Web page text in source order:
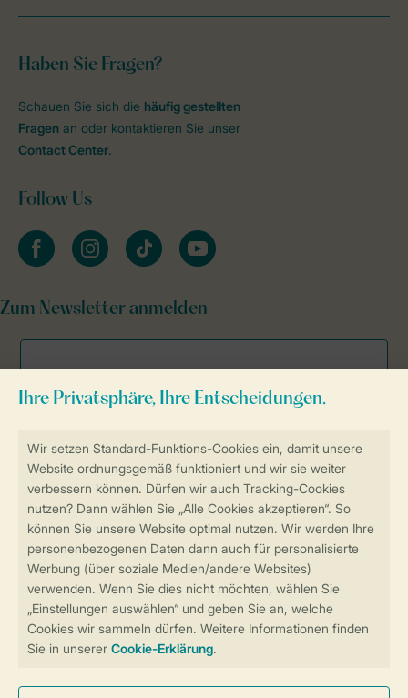
Sicherstellung Deiner Privatsphäre
Weitere Informationen und Einstellungen
Sicher und schnell zur Online-Buchung
Sichere Datenübertragung
Sicheres Bezahlen
Haben Sie Fragen?
Schauen Sie sich die häufig gestellten
Fragen an oder kontaktieren Sie unser
Contact Center.
Follow Us
facebookinstagramtiktok youtube
Zum Newsletter anmelden